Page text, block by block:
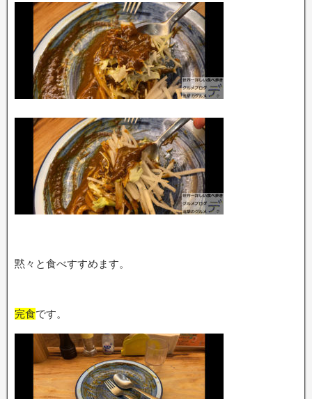
黙々と食べすすめます。
完食です。